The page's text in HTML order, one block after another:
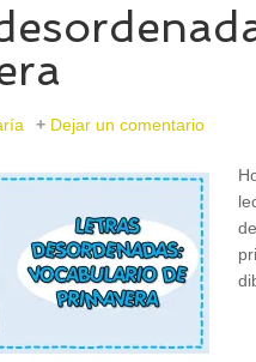
Dejar un comentario